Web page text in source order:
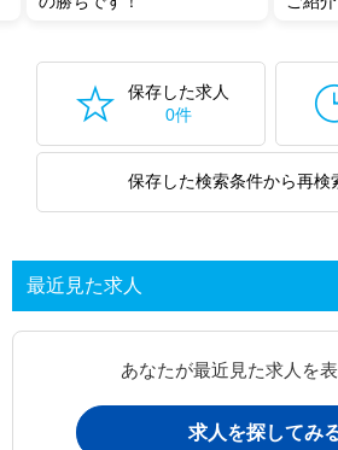
保存した求人
0件
保存した検索条件から再検
最近見た求人
あなたが最近見た求人を
求人を探してみ